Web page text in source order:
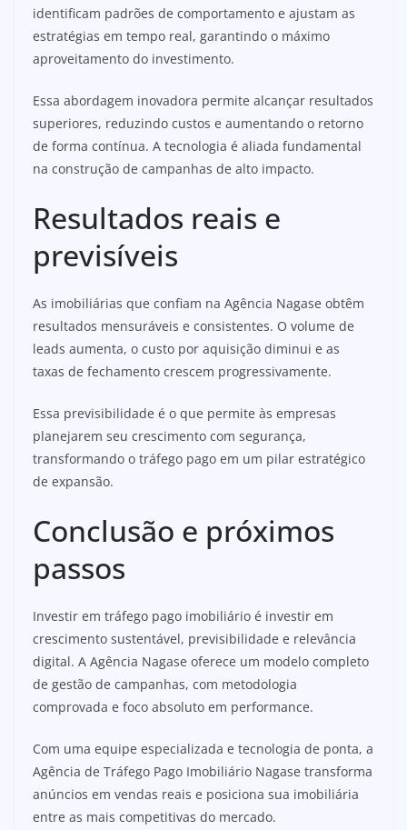
identificam padrões de comportamento e ajustam as
estratégias em tempo real, garantindo o máximo
aproveitamento do investimento.
Essa abordagem inovadora permite alcançar resultados
superiores, reduzindo custos e aumentando o retorno
de forma contínua. A tecnologia é aliada fundamental
na construção de campanhas de alto impacto.
Resultados reais e
previsíveis
As imobiliárias que confiam na Agência Nagase obtêm
resultados mensuráveis e consistentes. O volume de
leads aumenta, o custo por aquisição diminui e as
taxas de fechamento crescem progressivamente.
Essa previsibilidade é o que permite às empresas
planejarem seu crescimento com segurança,
transformando o tráfego pago em um pilar estratégico
de expansão.
Conclusão e próximos
passos
Investir em tráfego pago imobiliário é investir em
crescimento sustentável, previsibilidade e relevância
digital. A Agência Nagase oferece um modelo completo
de gestão de campanhas, com metodologia
comprovada e foco absoluto em performance.
Com uma equipe especializada e tecnologia de ponta, a
Agência de Tráfego Pago Imobiliário Nagase transforma
anúncios em vendas reais e posiciona sua imobiliária
entre as mais competitivas do mercado.